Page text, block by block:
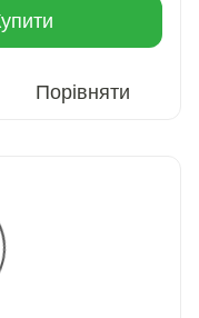
Порівняти